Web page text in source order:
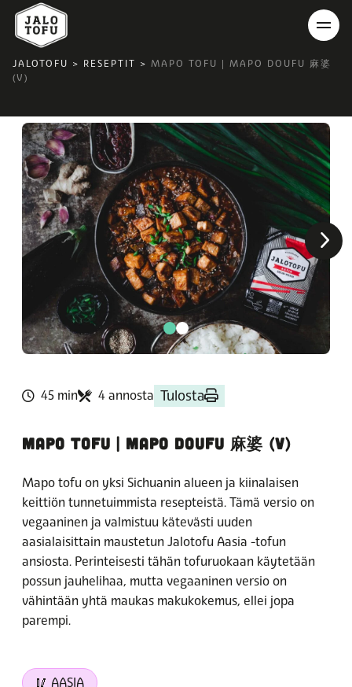
JALOTOFU > RESEPTIT > MAPO TOFU | MAPO DOUFU 麻婆
(V)
45 min 4 annosta Tulosta
MAPO TOFU | MAPO DOUFU 麻婆 (V)
Mapo tofu on yksi Sichuanin alueen ja kiinalaisen
keittiön tunnetuimmista resepteistä. Tämä versio on
vegaaninen ja valmistuu kätevästi uuden
aasialaisittain maustetun Jalotofu Aasia -tofun
ansiosta. Perinteisesti tähän tofuruokaan käytetään
possun jauhelihaa, mutta vegaaninen versio on
vähintään yhtä maukas makukokemus, ellei jopa
parempi.
🥢 AASIA